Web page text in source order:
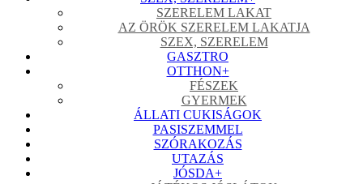
SZERELEM LAKAT
AZ ÖRÖK SZERELEM LAKATJA
SZEX, SZERELEM
GASZTRO
OTTHON+
FÉSZEK
GYERMEK
ÁLLATI CUKISÁGOK
PASISZEMMEL
SZÓRAKOZÁS
UTAZÁS
JÓSDA+